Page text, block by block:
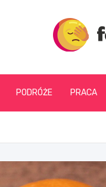
PODRÓŻE PRACA